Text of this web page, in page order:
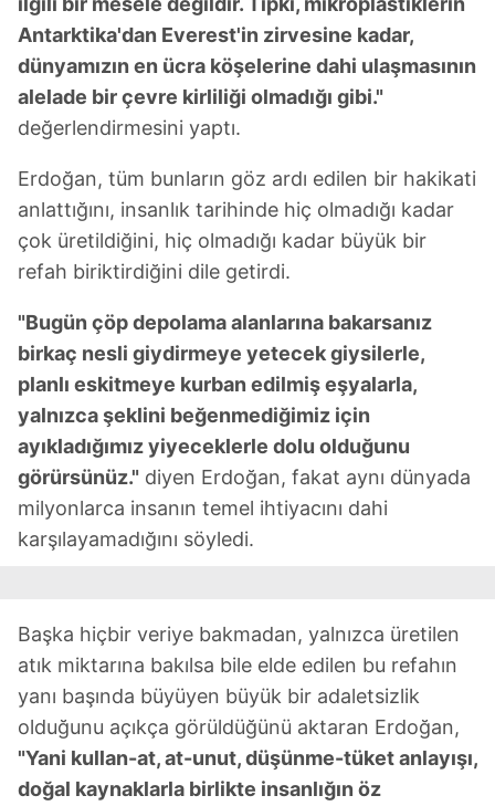
Antarktika'dan Everest'in zirvesine kadar,
dünyamızın en ücra köşelerine dahi ulaşmasının
alelade bir çevre kirliliği olmadığı gibi."
değerlendirmesini yaptı.
Erdoğan, tüm bunların göz ardı edilen bir hakikati
anlattığını, insanlık tarihinde hiç olmadığı kadar
çok üretildiğini, hiç olmadığı kadar büyük bir
refah biriktirdiğini dile getirdi.
"Bugün çöp depolama alanlarına bakarsanız
birkaç nesli giydirmeye yetecek giysilerle,
planlı eskitmeye kurban edilmiş eşyalarla,
yalnızca şeklini beğenmediğimiz için
ayıkladığımız yiyeceklerle dolu olduğunu
görürsünüz." diyen Erdoğan, fakat aynı dünyada
milyonlarca insanın temel ihtiyacını dahi
karşılayamadığını söyledi.
Başka hiçbir veriye bakmadan, yalnızca üretilen
atık miktarına bakılsa bile elde edilen bu refahın
yanı başında büyüyen büyük bir adaletsizlik
olduğunu açıkça görüldüğünü aktaran Erdoğan,
"Yani kullan-at, at-unut, düşünme-tüket anlayışı,
doğal kaynaklarla birlikte insanlığın öz